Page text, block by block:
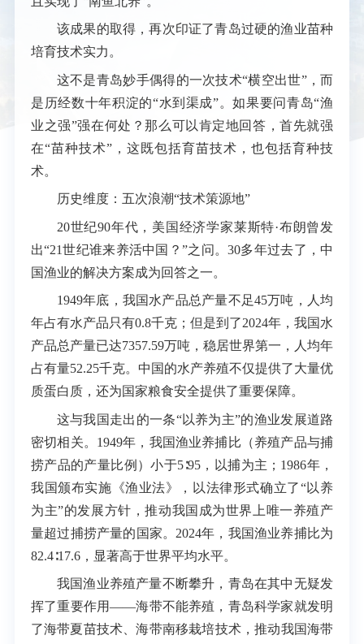
该成果的取得，再次印证了青岛过硬的渔业苗种
培育技术实力。
这不是青岛妙手偶得的一次技术“横空出世”，而
是历经数十年积淀的“水到渠成”。如果要问青岛“渔
业之强”强在何处？那么可以肯定地回答，首先就强
在“苗种技术”，这既包括育苗技术，也包括育种技
术。
历史维度：五次浪潮“技术策源地”
20世纪90年代，美国经济学家莱斯特·布朗曾发
出“21世纪谁来养活中国？”之问。30多年过去了，中
国渔业的解决方案成为回答之一。
1949年底，我国水产品总产量不足45万吨，人均
年占有水产品只有0.8千克；但是到了2024年，我国水
产品总产量已达7357.59万吨，稳居世界第一，人均年
占有量52.25千克。中国的水产养殖不仅提供了大量优
质蛋白质，还为国家粮食安全提供了重要保障。
这与我国走出的一条“以养为主”的渔业发展道路
密切相关。1949年，我国渔业养捕比（养殖产品与捕
捞产品的产量比例）小于5∶95，以捕为主；1986年，
我国颁布实施《渔业法》，以法律形式确立了“以养
为主”的发展方针，推动我国成为世界上唯一养殖产
量超过捕捞产量的国家。2024年，我国渔业养捕比为
82.4∶17.6，显著高于世界平均水平。
我国渔业养殖产量不断攀升，青岛在其中无疑发
挥了重要作用——海带不能养殖，青岛科学家就发明
了海带夏苗技术、海带南移栽培技术，推动我国海带